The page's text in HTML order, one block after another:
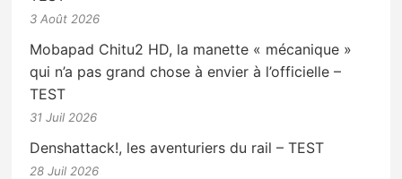
3 Août 2026
Mobapad Chitu2 HD, la manette « mécanique »
qui n’a pas grand chose à envier à l’officielle –
TEST
31 Juil 2026
Denshattack!, les aventuriers du rail – TEST
28 Juil 2026